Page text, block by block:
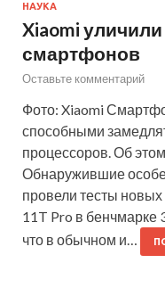
НАУКА
Xiaomi
смартфонов
Оставьте комментарий
Фото: Xiaomi
способными
процессоров. Об
Обнаружившие
провели тесты
11T Pro в
что в обычном и…